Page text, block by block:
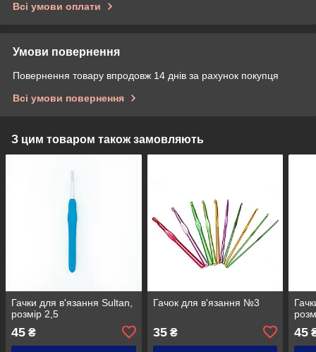
Всі умови оплати
Умови повернення
Повернення товару впродовж 14 днів за рахунок покупця
Всі умови повернення
З цим товаром також замовляють
Гачки для в'язання Sultan,
розмір 2,5
45 ₴
Гачок для в'язання №3
35₴ 45